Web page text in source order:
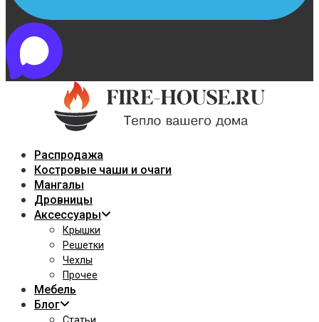
Распродажа
Костровые чаши и очаги
Мангалы
Дровницы
Аксессуары
Крышки
Решетки
Чехлы
Прочее
Мебель
Блог